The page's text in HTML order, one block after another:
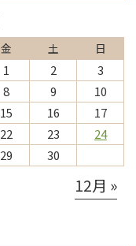
金 土 日
1 2
3
8 9
10
15 16
17
22 23
24
29 30
12月 »